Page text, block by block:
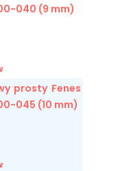
040 (9 mm)
prosty Fenes
045 (10 mm)